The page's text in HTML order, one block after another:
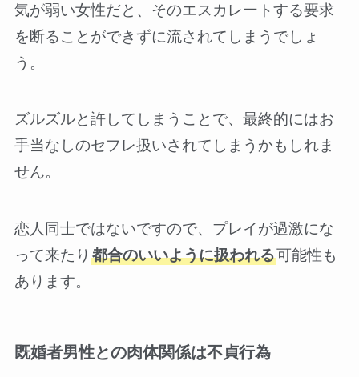
気が弱い女性だと、そのエスカレートする要求
を断ることができずに流されてしまうでしょ
う。
ズルズルと許してしまうことで、最終的にはお
手当なしのセフレ扱いされてしまうかもしれま
せん。
恋人同士ではないですので、プレイが過激にな
って来たり 都合のいいように扱われる可能性も
あります。
既婚者男性との肉体関係は不貞行為